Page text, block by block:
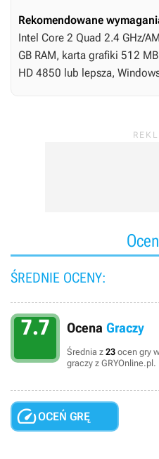
Rekomendowane
Intel Core 2 Quad 2.4 GHz/
GB RAM, karta grafiki 512
HD 4850 lub lepsza,
ŚREDNIE OCENY:
7.7 Ocena Graczy
Średnia z 23 ocen gry
graczy z GRYOnline.pl.
OCEŃ GRĘ